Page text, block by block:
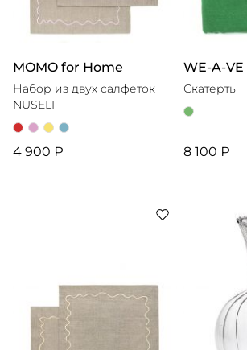
MOMO for Home
Набор из двух салфеток
NUSELF
4 900 ₽
WE-A-VE
Скатерть
8 100 ₽